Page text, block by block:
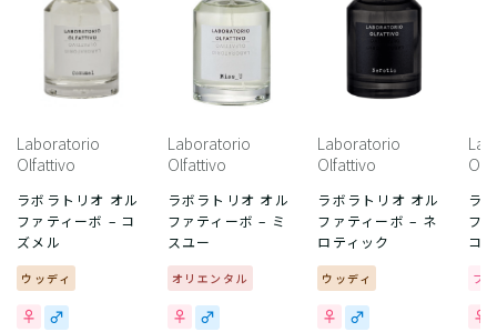
Laboratorio
Olfattivo
ラボラトリオ オル
ファティーボ – コ
ズメル
ウッディ
Laboratorio
Olfattivo
ラボラトリオ オル
ファティーボ – ミ
スユー
オリエンタル
Laboratorio
Olfattivo
ラボラトリオ オル
ファティーボ – ネ
ロティック
ウッディ
ラ
フ
コ
フ